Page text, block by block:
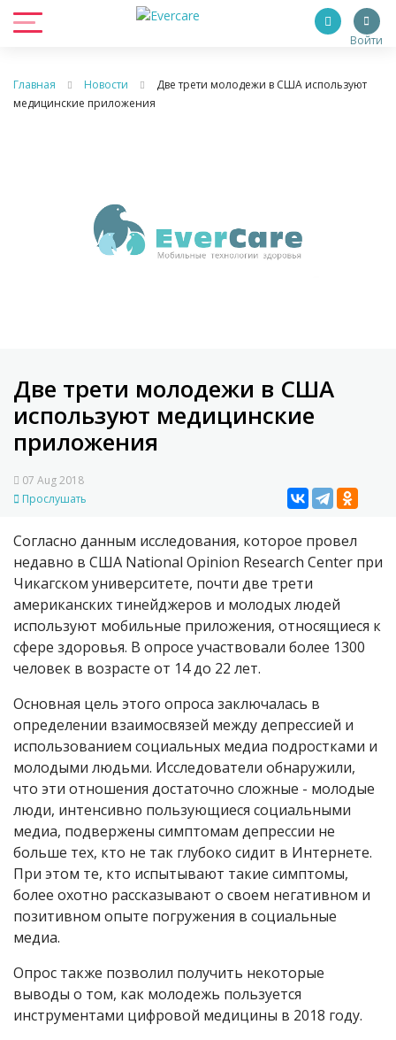
Войти
Главная Новости
Две трети молодежи в США используют
медицинские приложения
Две трети молодежи в США
используют медицинские
приложения
07 Aug 2018
Прослушать
Согласно данным исследования, которое провел
недавно в США National Opinion Research Center при
Чикагском университете, почти две трети
американских тинейджеров и молодых людей
используют мобильные приложения, относящиеся к
сфере здоровья. В опросе участвовали более 1300
человек в возрасте от 14 до 22 лет.
Основная цель этого опроса заключалась в
определении взаимосвязей между депрессией и
использованием социальных медиа подростками и
молодыми людьми. Исследователи обнаружили,
что эти отношения достаточно сложные - молодые
люди, интенсивно пользующиеся социальными
медиа, подвержены симптомам депрессии не
больше тех, кто не так глубоко сидит в Интернете.
При этом те, кто испытывают такие симптомы,
более охотно рассказывают о своем негативном и
позитивном опыте погружения в социальные
медиа.
Опрос также позволил получить некоторые
выводы о том, как молодежь пользуется
инструментами цифровой медицины в 2018 году.